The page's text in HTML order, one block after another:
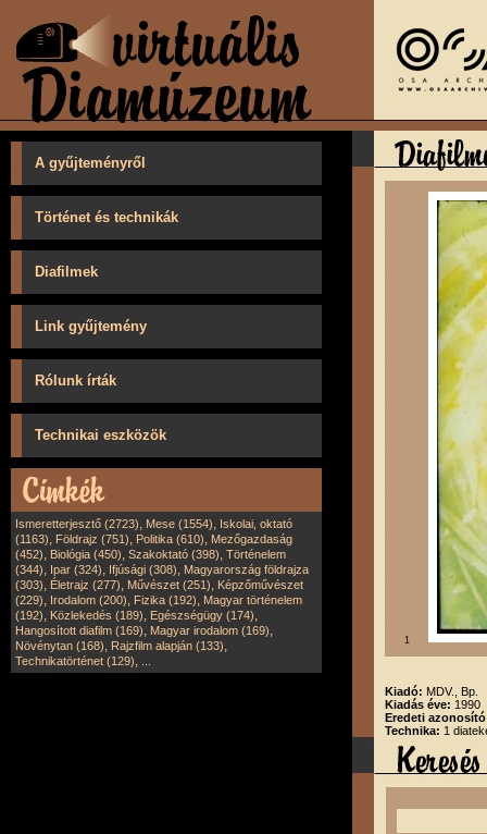
A gyűjteményről
Történet és technikák
Diafilmek
Link gyűjtemény
Rólunk írták
Technikai eszközök
Ismeretterjesztő (2723), Mese (1554), Iskolai, oktató
(1163), Földrajz (751), Politika (610), Mezőgazdaság
(452), Biológia (450), Szakoktató (398), Történelem
(344), Ipar (324), Ifjúsági (308), Magyarország földrajza
(303), Életrajz (277), Művészet (251), Képzőművészet
(229), Irodalom (200), Fizika (192), Magyar történelem
(192), Közlekedés (189), Egészségügy (174),
Hangosított diafilm (169), Magyar irodalom (169),
Növénytan (168), Rajzfilm alapján (133),
Technikatörténet (129),
1
Kiadó: MDV., Bp.
Kiadás éve: 1990
Eredeti
Technika: 1